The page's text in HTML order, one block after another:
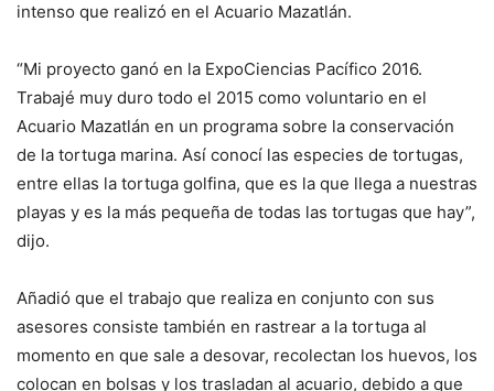
intenso que realizó en el Acuario Mazatlán.
“Mi proyecto ganó en la ExpoCiencias Pacífico 2016.
Trabajé muy duro todo el 2015 como voluntario en el
Acuario Mazatlán en un programa sobre la conservación
de la tortuga marina. Así conocí las especies de tortugas,
entre ellas la tortuga golfina, que es la que llega a nuestras
playas y es la más pequeña de todas las tortugas que hay”,
dijo.
Añadió que el trabajo que realiza en conjunto con sus
asesores consiste también en rastrear a la tortuga al
momento en que sale a desovar, recolectan los huevos, los
colocan en bolsas y los trasladan al acuario, debido a que